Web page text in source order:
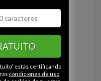
estás certificando
condiciones de uso,